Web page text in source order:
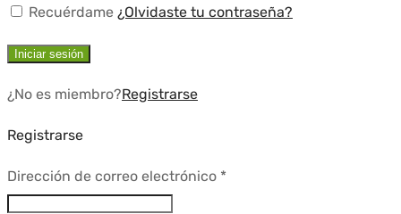
Recuérdame ¿Olvidaste tu contraseña?
Iniciar sesión
¿No es miembro?Registrarse
Registrarse
Dirección de correo electrónico *Requerido